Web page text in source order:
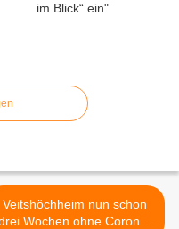
Veitshöchheim nun schon
Wochen ohne Corona-